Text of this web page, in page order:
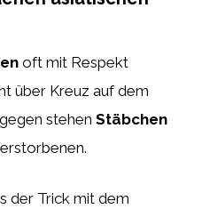
oft mit Respekt
über Kreuz auf dem
stehen Stäbchen
der Trick mit dem